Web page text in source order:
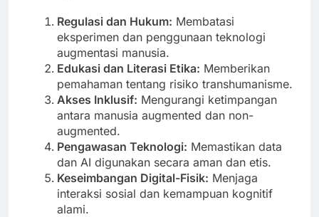
Regulasi dan Hukum: Membatasi
eksperimen dan penggunaan teknologi
augmentasi manusia.
Edukasi dan Literasi Etika: Memberikan
pemahaman tentang risiko transhumanisme.
Akses Inklusif: Mengurangi ketimpangan
antara manusia augmented dan non-
augmented.
Pengawasan Teknologi: Memastikan data
dan AI digunakan secara aman dan etis.
Keseimbangan Digital-Fisik: Menjaga
interaksi sosial dan kemampuan kognitif
alami.